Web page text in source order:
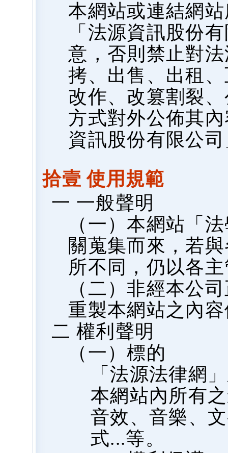
本網站或連結網
「法源資訊股份
意，否則禁止對
拷、出售、出租
改作、改篡割裂
方式對外公佈其
資訊股份有限公
拾壹 使用規範
一 一般聲明
（一）本網站「
關蒐集而來，若
所不同，仍以各
（二）非經本公
重製本網站之內
二 權利聲明
（一）標的
「法源法律網
本網站內所有
音效、音樂、
式...等。